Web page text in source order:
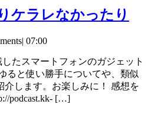
ケラレなかったり
ケ
ラ
| 07:00
ると使い勝手についてや、類似
介します。お楽しみに！ 感想を
podcast.kk- […]